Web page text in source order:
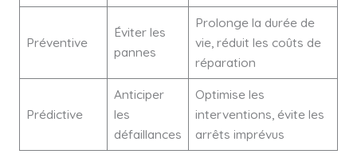
Préventive
Éviter les
pannes
Prolonge la durée de
vie, réduit les coûts de
réparation
Prédictive
Anticiper
les
défaillances
Optimise les
interventions, évite les
arrêts imprévus